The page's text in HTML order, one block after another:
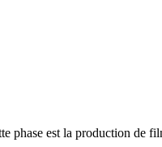
phase est la production de